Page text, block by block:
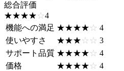
総合評価
☆☆☆☆☆
★★★★★4
機能への満足 ☆☆☆☆☆
★★★★★ 4
使いやすさ
☆☆☆☆☆
★★★★★ 3
サポート品質 ☆☆☆☆☆
★★★★★ 4
価格
☆☆☆☆☆
★★★★★ 4